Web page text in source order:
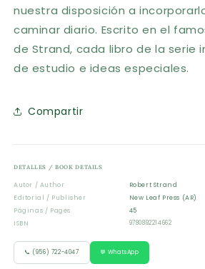
nuestra disposición a
caminar diario. Escrito en el
de Strand, cada libro de la serie
de estudio e ideas especiales.
Compartir
DETALLES / BOOK DETAILS
Autor / Author
Robert Strand
Editorial / Publisher
New Leaf Press (AR)
Páginas / Pages
45
ISBN
9780892214662
📞 (956) 722-4047 💬 WhatsApp